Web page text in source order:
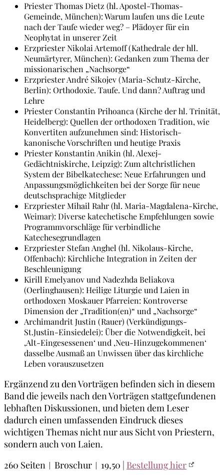
Priester Thomas Dietz (hl. Apostel-Thomas-
Gemeinde, München): Warum laufen uns die Leute
nach der Taufe wieder weg? – Plädoyer für ein
Neophytat in unserer Zeit
Erzpriester Nikolai Artemoff (Kathedrale der hll.
Neumärtyrer, München): Gedanken zum Thema der
missionarischen „Nachsorge“
Erzpriester André Sikojev (Maria-Schutz-Kirche,
Berlin): Orthodoxie. Taufe. Und dann? Auftrag und
Lehre
Priester Constantin Prihoanca (Kirche der hl. Trinität,
Heidelberg): Quellen der orthodoxen Tradition, wie
Konvertiten aufzunehmen sind: Historisch-
kanonische Vorschriften und heutige Praxis
Priester Konstantin Anikin (hl. Alexej-
Gedächtniskirche, Leipzig): Zum altchristlichen
System der Bibelkatechese: Neue Erfahrungen und
Anpassungsmöglichkeiten bei der Sorge für neue
deutschsprachige Mitglieder
Erzpriester Mihail Rahr (hl. Maria-Magdalena-Kirche,
Weimar): Diverse katechetische Empfehlungen sowie
Programmvorschläge für verbindliche
Katechesegrundlagen
Erzpriester Stefan Anghel (hl. Nikolaus-Kirche,
Offenbach): Kirchliche Integration in Zeiten der
Beschleunigung
Kirill Emelyanov und Nadezhda Beliakova
(Oerlinghausen): Heilige Liturgie und Laien in
orthodoxen Moskauer Pfarreien: Kontroverse
Dimension der „Tradition(en)“ und „Nachsorge“
­­Archimandrit Justin (Rauer) (Verkündigungs-
St.Justin-Einsiedelei): Über die Notwendigkeit, bei
‚Alt-Eingesessenen‘ und ‚Neu-Hinzugekommenen‘
dasselbe Ausmaß an Unwissen über das kirchliche
Leben vorauszusetzen
Ergänzend zu den Vorträgen befinden sich in diesem
Band die jeweils nach den Vorträgen stattgefundenen
lebhaften Diskussionen, und bieten dem Leser
dadurch einen umfassenden Eindruck dieses
wichtigen Themas nicht nur aus Sicht von Priestern,
sondern auch von Laien.
260 Seiten︱Broschur︱19,50 | Bestellung hier